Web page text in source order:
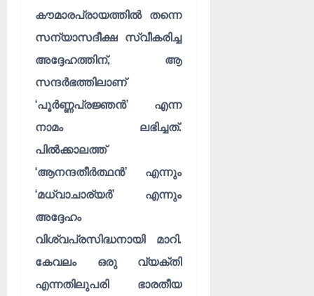
കൗമാരപ്രായത്തിൽ തന്നെ
സന്യാസദീക്ഷ സ്വീകരിച്ച
അദ്ദേഹത്തിന്, ആ
സന്ദർഭത്തിലാണ്
‘പൂർണ്ണപ്രജ്ഞൻ’ എന്ന
നാമം ലഭിച്ചത്.
പിൽക്കാലത്ത്
‘ആനന്ദതീർത്ഥൻ’ എന്നും
‘മധ്വാചാര്യർ’ എന്നും
അദ്ദേഹം
വിശ്വപ്രസിദ്ധനായി മാറി.
കേവലം ഒരു വ്യക്തി
എന്നതിലുപരി ഭാരതീയ